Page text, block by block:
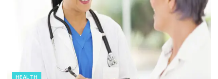
HEALTH